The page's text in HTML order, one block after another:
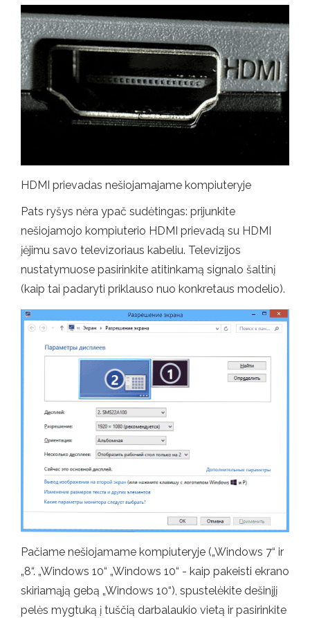
HDMI prievadas nešiojamajame kompiuteryje
Pats ryšys nėra ypač sudėtingas: prijunkite
nešiojamojo kompiuterio HDMI prievadą su HDMI
įėjimu savo televizoriaus kabeliu. Televizijos
nustatymuose pasirinkite atitinkamą signalo šaltinį
(kaip tai padaryti priklauso nuo konkretaus modelio).
Pačiame nešiojamame kompiuteryje („Windows 7“ ir
„8“. „Windows 10“ „Windows 10“ - kaip pakeisti ekrano
skiriamąją gebą „Windows 10“), spustelėkite dešinįjį
pelės mygtuką į tuščią darbalaukio vietą ir pasirinkite